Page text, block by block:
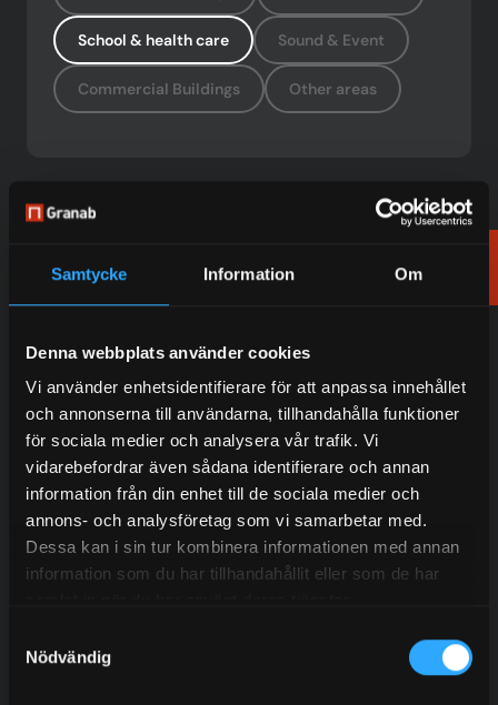
Samtycke Information Om
Denna webbplats använder cookies
Vi använder enhetsidentifierare för att anpassa innehållet
och annonserna till användarna, tillhandahålla funktioner
för sociala medier och analysera vår trafik. Vi
vidarebefordrar även sådana identifierare och annan
information från din enhet till de sociala medier och
annons- och analysföretag som vi samarbetar med.
Dessa kan i sin tur kombinera informationen med annan
information som du har tillhandahållit eller som de har
Nödvändig
School & health care Sound & Event
Commercial Buildings Other areas
Contact our experienced sales representatives to find
out more about our services.
Fredrik Blom
Sales – Europe
+46 (0) 705 92 77 98
fredrik@granab.se
Contact
samples